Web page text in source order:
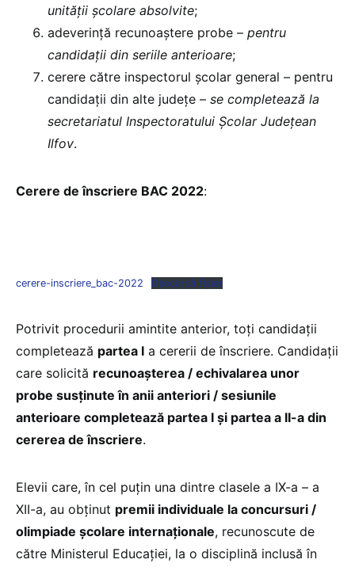
unității școlare absolvite;
adeverință recunoaștere probe – pentru
candidații din seriile anterioare;
cerere către inspectorul școlar general – pentru
candidații din alte județe – se completează la
secretariatul Inspectoratului Școlar Județean
Ilfov.
Cerere de înscriere BAC 2022:
cerere-inscriere_bac-2022 Descarcă fișier
Potrivit procedurii amintite anterior, toți candidații
completează partea I a cererii de înscriere. Candidații
care solicită recunoașterea / echivalarea unor
probe susținute în anii anteriori / sesiunile
anterioare completează partea I și partea a II-a din
cererea de înscriere.
Elevii care, în cel puțin una dintre clasele a IX-a – a
XII-a, au obținut premii individuale la concursuri /
olimpiade școlare internaționale, recunoscute de
către Ministerul Educației, la o disciplină inclusă în